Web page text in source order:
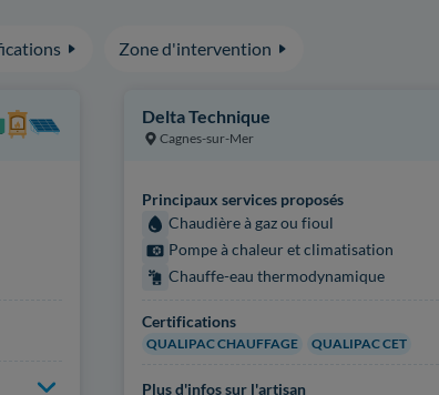
Zone d'intervention
Delta Technique
Cagnes-sur-Mer
Principaux services proposés
Chaudière à gaz ou fioul
Pompe à chaleur et climatisation
Chauffe-eau thermodynamique
Certifications
QUALIPAC CHAUFFAGE QUALIPAC CET
Plus d'infos sur l'artisan